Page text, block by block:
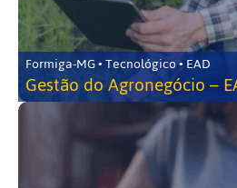
Formiga-MG • Tecnológico • EAD
Gestão do Agronegócio –